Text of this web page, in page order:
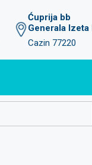
Ćuprija bb
Generala Izeta
Cazin 77220